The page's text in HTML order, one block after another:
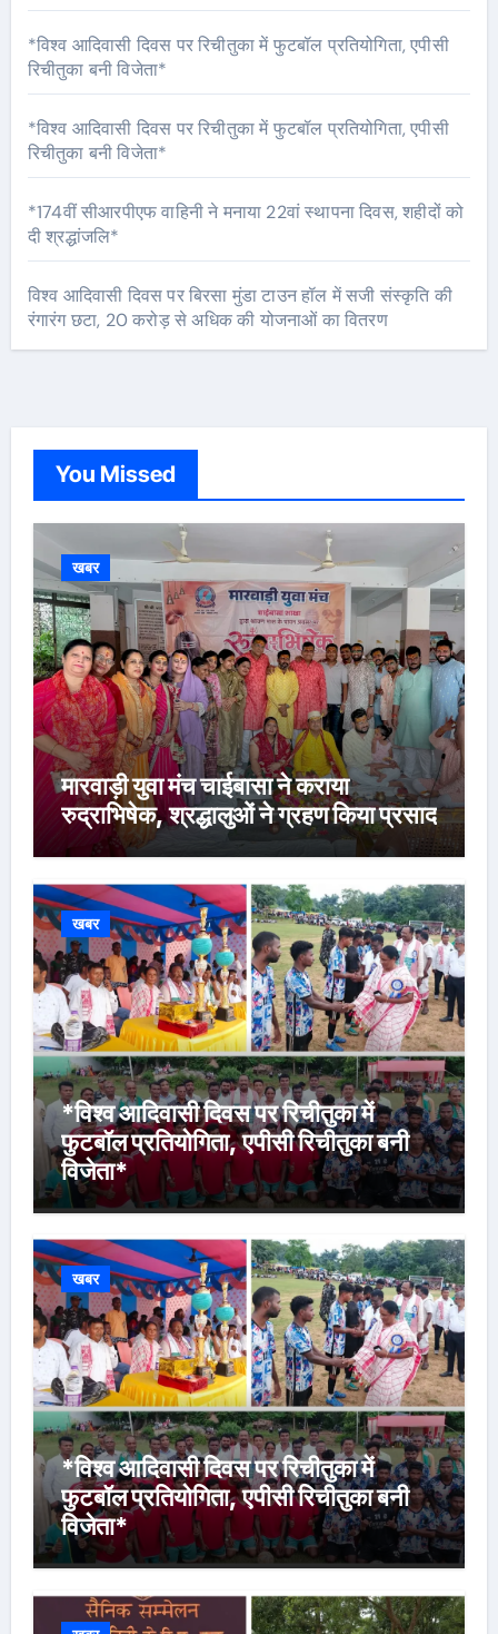
*विश्व आदिवासी दिवस पर रिचीतुका में फुटबॉल प्रतियोगिता, एपीसी
रिचीतुका बनी विजेता*
*विश्व आदिवासी दिवस पर रिचीतुका में फुटबॉल प्रतियोगिता, एपीसी
रिचीतुका बनी विजेता*
*174वीं सीआरपीएफ वाहिनी ने मनाया 22वां स्थापना दिवस, शहीदों को
दी श्रद्धांजलि*
विश्व आदिवासी दिवस पर बिरसा मुंडा टाउन हॉल में सजी संस्कृति की
रंगारंग छटा, 20 करोड़ से अधिक की योजनाओं का वितरण
You Missed
खबर
मारवाड़ी युवा मंच चाईबासा ने कराया
रुद्राभिषेक, श्रद्धालुओं ने ग्रहण किया प्रसाद
खबर
*विश्व आदिवासी दिवस पर रिचीतुका में
फुटबॉल प्रतियोगिता, एपीसी रिचीतुका बनी
विजेता*
खबर
*विश्व आदिवासी दिवस पर रिचीतुका में
फुटबॉल प्रतियोगिता, एपीसी रिचीतुका बनी
विजेता*